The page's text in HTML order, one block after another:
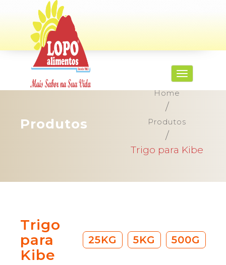
conteúdo
Alternar
Produtos
Home
/
Produtos
/
Trigo para Kibe
Trigo
para
Kibe
25KG 5KG 500G